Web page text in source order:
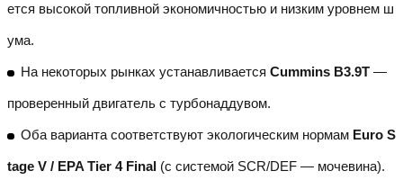
ется высокой топливной экономичностью и низким уровнем ш
ума.
На некоторых рынках устанавливается Cummins B3.9T —
проверенный двигатель с турбонаддувом.
Оба варианта соответствуют экологическим нормам Euro S
tage V / EPA Tier 4 Final (с системой SCR/DEF — мочевина).